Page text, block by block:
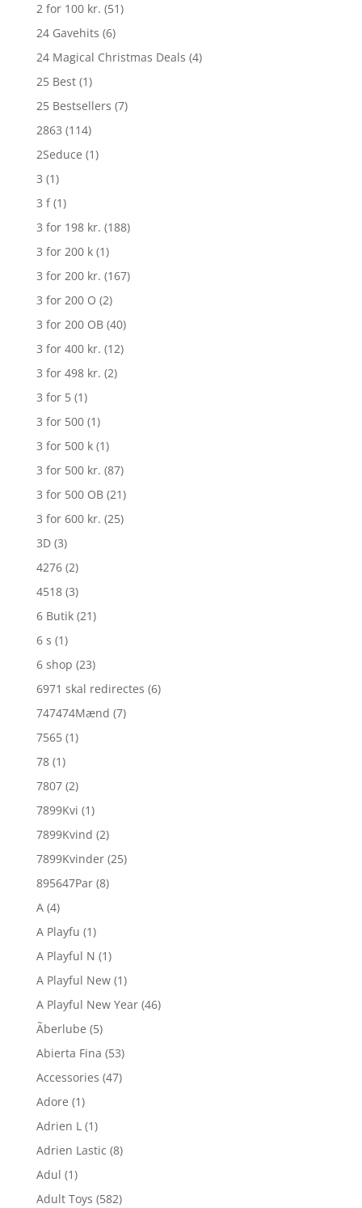
2 for 100 kr. (51)
24 Gavehits (6)
24 Magical Christmas Deals (4)
25 Best (1)
25 Bestsellers (7)
2863 (114)
2Seduce (1)
3 (1)
3 f (1)
3 for 198 kr. (188)
3 for 200 k (1)
3 for 200 kr. (167)
3 for 200 O (2)
3 for 200 OB (40)
3 for 400 kr. (12)
3 for 498 kr. (2)
3 for 5 (1)
3 for 500 (1)
3 for 500 k (1)
3 for 500 kr. (87)
3 for 500 OB (21)
3 for 600 kr. (25)
3D (3)
4276 (2)
4518 (3)
6 Butik (21)
6 s (1)
6 shop (23)
6971 skal redirectes (6)
747474Mænd (7)
7565 (1)
78 (1)
7807 (2)
7899Kvi (1)
7899Kvind (2)
7899Kvinder (25)
895647Par (8)
A (4)
A Playfu (1)
A Playful N (1)
A Playful New (1)
A Playful New Year (46)
Ãberlube (5)
Abierta Fina (53)
Accessories (47)
Adore (1)
Adrien L (1)
Adrien Lastic (8)
Adul (1)
Adult Toys (582)